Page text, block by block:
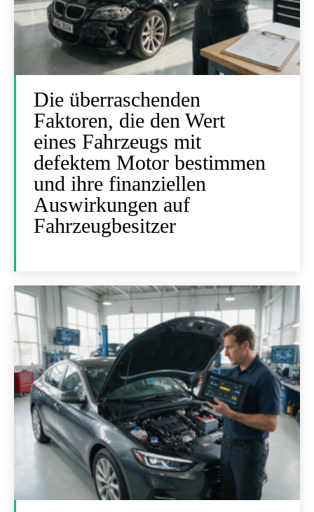
Die überraschenden
Faktoren, die den Wert
eines Fahrzeugs mit
defektem Motor bestimmen
und ihre finanziellen
Auswirkungen auf
Fahrzeugbesitzer